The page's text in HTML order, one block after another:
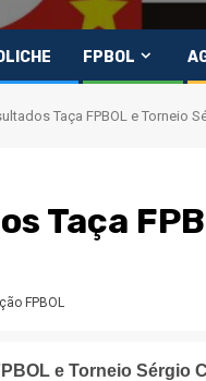
FPBOL
Taça FPBOL e Torneio
Taça
FPBOL
e Torneio Sérgio